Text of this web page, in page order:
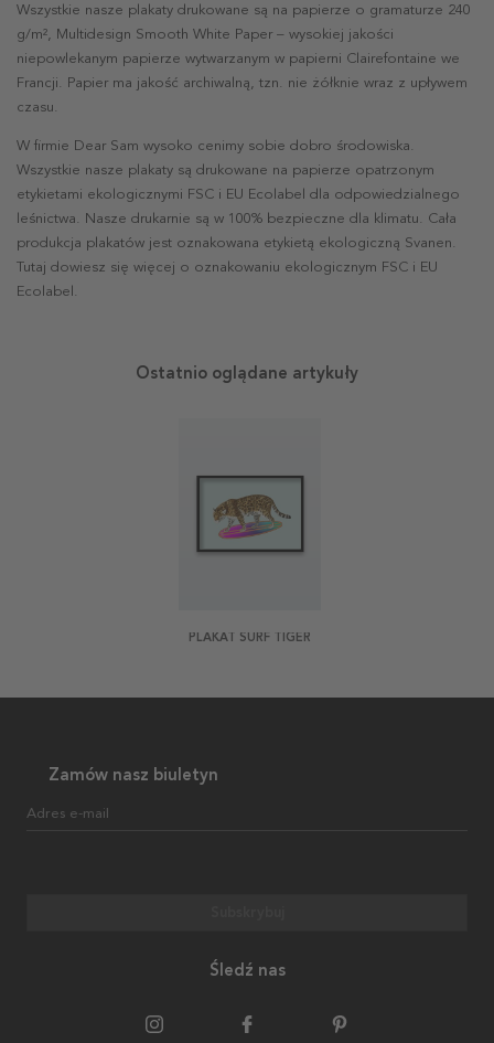
Wszystkie nasze plakaty drukowane są na papierze o gramaturze 240
g/m², Multidesign Smooth White Paper – wysokiej jakości
niepowlekanym papierze wytwarzanym w papierni Clairefontaine we
Francji. Papier ma jakość archiwalną, tzn. nie żółknie wraz z upływem
czasu.
W firmie Dear Sam wysoko cenimy sobie dobro środowiska.
Wszystkie nasze plakaty są drukowane na papierze opatrzonym
etykietami ekologicznymi FSC i EU Ecolabel dla odpowiedzialnego
leśnictwa. Nasze drukarnie są w 100% bezpieczne dla klimatu. Cała
produkcja plakatów jest oznakowana etykietą ekologiczną Svanen.
Tutaj dowiesz się więcej o oznakowaniu ekologicznym FSC i EU
Ecolabel.
Ostatnio oglądane artykuły
PLAKAT SURF TIGER
Zamów nasz biuletyn
Adres e-mail
Śledź nas